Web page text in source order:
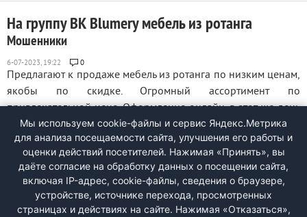
На группу ВК Blumery мебель из ротанга
Мошенники
0
Предлагают к продаже мебель из ротанга по низким ценам,
якобы по скидке. Огромный ассортимент по
привлекательной цене. Оформление онлайн, в этот же день
обещают отправить товар транспортной компанией.
Отправила сумму полностью, на следующий день оказалось,
что минимальная сумма покупки составляет ...
Мы используем cookie-файлы и сервис Яндекс.Метрика
для анализа посещаемости сайта, улучшения его работы и
оценки действий посетителей. Нажимая «Принять», вы
даёте согласие на обработку данных о посещении сайта,
включая IP-адрес, cookie-файлы, сведения о браузере,
устройстве, источнике перехода, просмотренных
страницах и действиях на сайте. Нажимая «Отказаться»,